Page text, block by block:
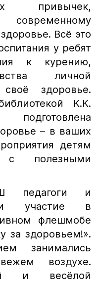
привычек,
Всё это
у ребят
к курению,
личной
своё здоровье.
К.К.
– в ваших
детям
с полезными
педагоги и
участие в
флешмобе
за здоровьем!».
занимались
воздухе.
и весёлой